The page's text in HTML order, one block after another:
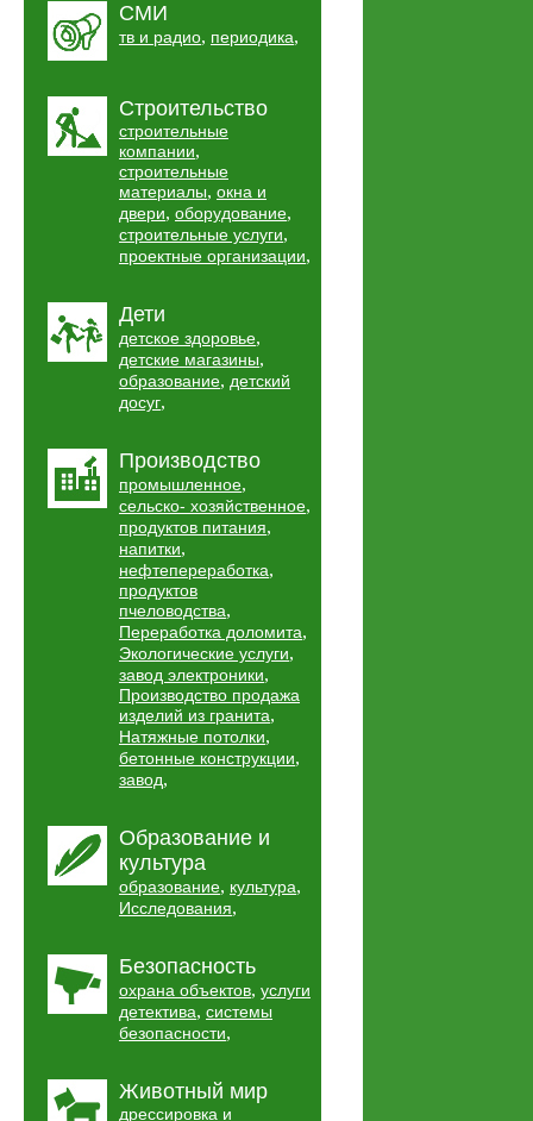
СМИ
тв и радио, периодика,
Строительство
строительные
компании,
строительные
материалы, окна и
двери, оборудование,
строительные услуги,
проектные организации,
Дети
детское здоровье,
детские магазины,
образование, детский
досуг,
Производство
промышленное,
сельско- хозяйственное,
продуктов питания,
напитки,
нефтепереработка,
продуктов
пчеловодства,
Переработка доломита,
Экологические услуги,
завод электроники,
Производство продажа
изделий из гранита,
Натяжные потолки,
бетонные конструкции,
завод,
Образование и
культура
образование, культура,
Исследования,
Безопасность
охрана объектов, услуги
детектива, системы
безопасности,
Животный мир
дрессировка и